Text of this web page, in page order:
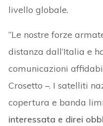
livello globale.
“Le nostre forze
distanza dall’Italia e
comunicazioni
Crosetto –. I satelliti
copertura e banda
interessata e direi